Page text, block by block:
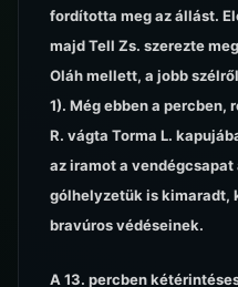
fordította meg az állást.
majd Tell Zs. szerezte
Oláh mellett, a jobb
1). Még ebben a percben,
R. vágta Torma L.
az iramot a
gólhelyzetük is kimaradt,
bravúros védéseinek.
A 13. percben